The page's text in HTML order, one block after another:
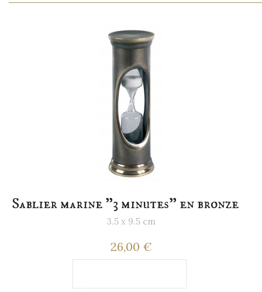
Sablier marine "3 minutes" en bronze
3.5 x 9.5 cm
26,00 €